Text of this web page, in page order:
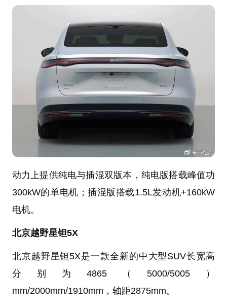
动力上提供纯电与插混双版本，纯电版搭载峰值功
300kW的单电机；插混版搭载1.5L发动机+160kW
电机。
北京越野星钽5X
北京越野星钽5X是一款全新的中大型SUV长宽高
分别为4865（5000/5005）
mm/2000mm/1910mm，轴距2875mm。